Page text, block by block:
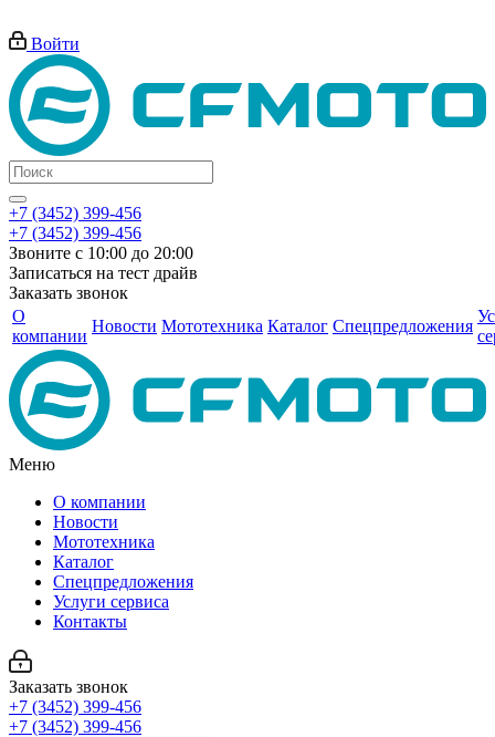
Войти
+7 (3452) 399-456
+7 (3452) 399-456
Звоните с 10:00 до 20:00
Записаться на тест драйв
Заказать звонок
О
компании
Новости Мототехника Каталог Спецпредложения
Меню
О компании
Новости
Мототехника
Каталог
Спецпредложения
Услуги сервиса
Контакты
Заказать звонок
+7 (3452) 399-456
+7 (3452) 399-456